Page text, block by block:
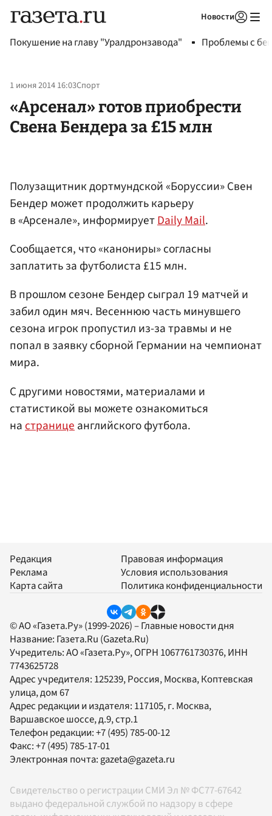
Новости
Покушение на главу "Уралдронзавода" Проблемы с
1 июня 2014 16:03Спорт
«Арсенал» готов приобрести
Свена Бендера за £15 млн
Полузащитник дортмундской «Боруссии» Свен
Бендер может продолжить карьеру
в «Арсенале», информируетDaily Mail.
Сообщается, что «канониры» согласны
заплатить за футболиста £15 млн.
В прошлом сезоне Бендер сыграл 19 матчей и
забил один мяч. Весеннюю часть минувшего
сезона игрок пропустил из-за травмы и не
попал в заявку сборной Германии на чемпионат
мира.
С другими новостями, материалами и
статистикой вы можете ознакомиться
на странице английского футбола.
Редакция
Реклама
Карта сайта
Правовая информация
Условия использования
Политика конфиденциальности
© АО «Газета.Ру» (1999-2026) – Главные новости дня
Название: Газета.Ru (Gazeta.Ru)
Учредитель:АО «Газета.Ру», ОГРН 1067761730376, ИНН
7743625728
Адрес учредителя: 125239, Россия, Москва, Коптевская
улица, дом 67
Адрес редакции и издателя: 117105, г. Москва,
Варшавское шоссе, д.9, стр.1
Телефон редакции:+7 (495) 785-00-12
Факс:+7 (495) 785-17-01
Электронная почта:gazeta@gazeta.ru
Свидетельство о регистрации СМИ Эл № ФС77-67642
выдано федеральной службой по надзору в сфере